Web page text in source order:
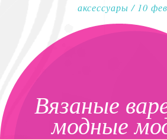
аксессуары / 10
Вязаные
модные